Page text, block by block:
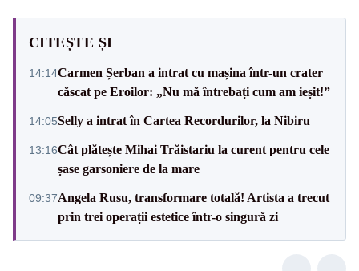
CITEȘTE ȘI
14:14Carmen Șerban a intrat cu mașina într-un crater
căscat pe Eroilor: „Nu mă întrebați cum am ieșit!”
14:05Selly a intrat în Cartea Recordurilor, la Nibiru
13:16Cât plătește Mihai Trăistariu la curent pentru cele
șase garsoniere de la mare
09:37Angela Rusu, transformare totală! Artista a trecut
prin trei operații estetice într-o singură zi